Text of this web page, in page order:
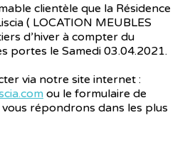
clientèle que la Résidence
( LOCATION MEUBLES
d’hiver à compter du
portes le Samedi 03.04.2021.
via notre site internet :
ou le formulaire de
répondrons dans les plus